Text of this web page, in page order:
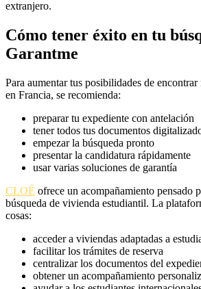
extranjero.
Cómo tener éxito en tu
Garantme
Para aumentar tus posibilidades de
en Francia, se recomienda:
preparar tu expediente con antelación
tener todos tus documentos
empezar la búsqueda pronto
presentar la candidatura rápidamente
usar varias soluciones de garantía
CLOÉ ofrece un acompañamiento pensado
búsqueda de vivienda estudiantil. La
cosas:
acceder a viviendas adaptadas a
facilitar los trámites de reserva
centralizar los documentos del
obtener un acompañamiento